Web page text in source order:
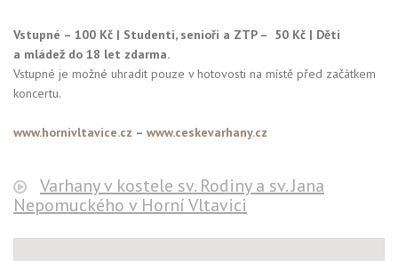
Vstupné – 100 Kč | Studenti, senioři a ZTP – 50 Kč | Děti
a mládež do 18 let zdarma.
Vstupné je možné uhradit pouze v hotovosti na místě před začátkem
koncertu.
www.hornivltavice.cz – www.ceskevarhany.cz
Varhany v kostele sv. Rodiny a sv. Jana
Nepomuckého v Horní Vltavici